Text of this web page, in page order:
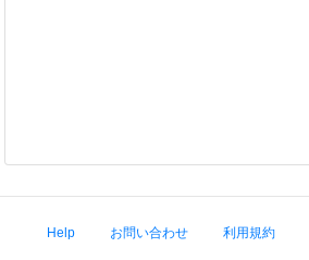
Help お問い合わせ 利用規約